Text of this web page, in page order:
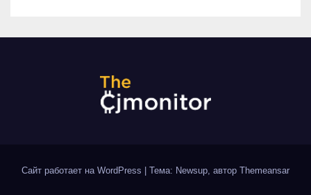
Сайт работает на WordPress Тема: Newsup, автор Themeansar